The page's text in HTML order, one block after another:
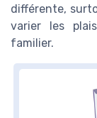
différente,
varier les
familier.